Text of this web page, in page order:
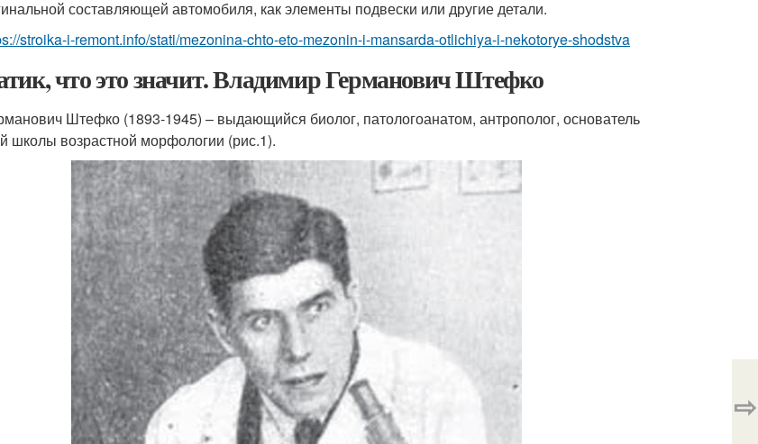
составляющей автомобиля, как элементы подвески или другие детали.
stroika-i-remont.info/stati/mezonina-chto-eto-mezonin-i-mansarda-otlichiya-i-nekotorye-shodstva
что это значит. Владимир Германович Штефко
Штефко (1893-1945) – выдающийся биолог, патологоанатом, антрополог, основатель
школы возрастной морфологии (рис.1).
⇨